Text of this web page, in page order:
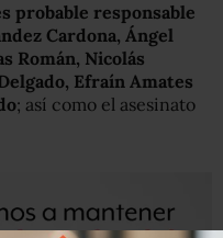
probable responsable
Cardona, Ángel
Román, Nicolás
Efraín Amates
; así como el asesinato